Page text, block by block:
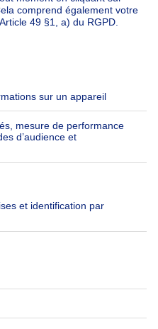
Outils
Belfius
Assurances
Check-list déménagement
Suivez-nous
LinkedIn